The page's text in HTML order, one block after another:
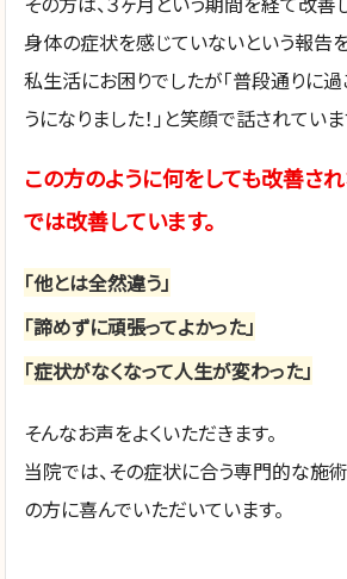
身体の症状を感じていないという報告
私生活にお困りでしたが「普段通りに過
うになりました！」と笑顔で話されていま
この方のように何をしても改善さ
では改善しています。
「他とは全然違う」
「諦めずに頑張ってよかった」
「症状がなくなって人生が変わった」
そんなお声をよくいただきます。
当院では、その症状に合う専門的な施
の方に喜んでいただいています。